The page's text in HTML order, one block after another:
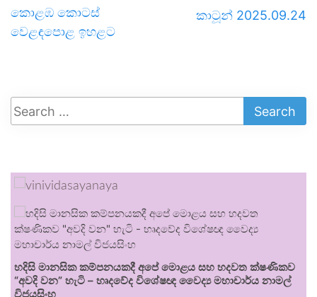
කොළඹ කොටස්
වෙළඳපොළ ඉහළට
කාටූන් 2025.09.24
හදිසි මානසික කම්පනයකදී අපේ මොළය සහ හදවත ක්ෂණිකව
“අවදි වන” හැටි – හෘදවේද විශේෂඥ වෛද්‍ය මහාචාර්ය නාමල්
විජයසිංහ